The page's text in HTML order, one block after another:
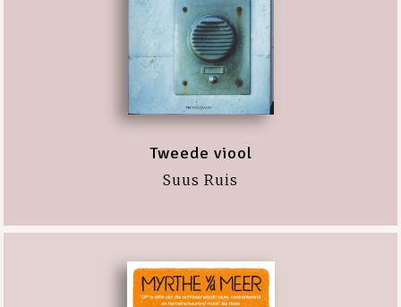
Tweede viool
Suus Ruis